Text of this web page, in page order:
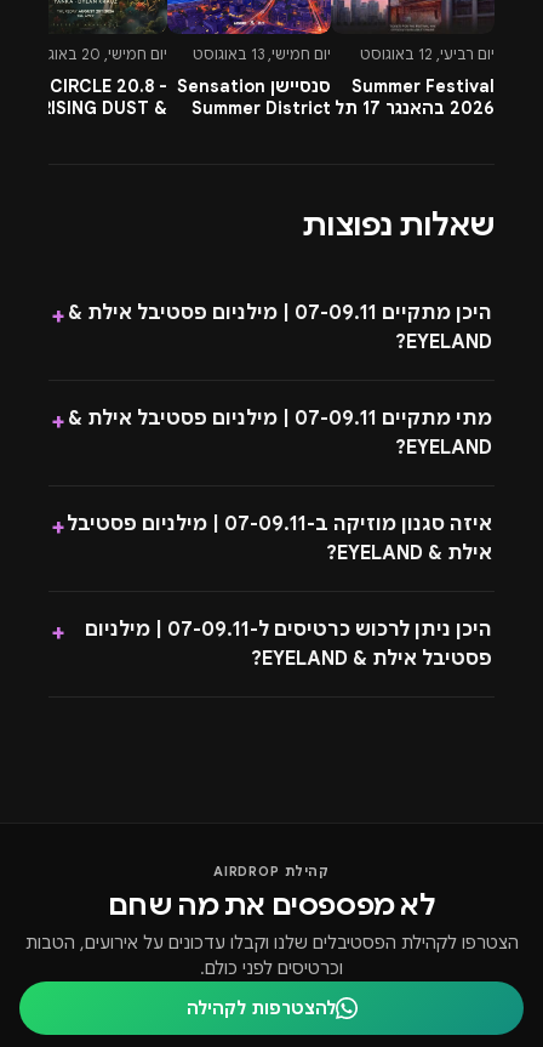
לאירוע וכספם לא יוחזר.
יש לצפות בתנאי ההפקה המלאים ובכלל התכנים
המעודכנים או למטרת רכישת כרטיסים מאובטחת אונליין
אמייל ושם ההפקה בלינק המצורף.
יום רביעי, 12 באוגוסט
Summer Festival
2026 בהאנגר 17 תל
יום חמישי, 13 באוגוסט
סנסיישן Sensation
Summer District
יום חמישי, 20 באוגוסט
CIRCLE 20.8 -
RISING DUST &
שאלות נפוצות
היכן מתקיים 07-09.11 | מילניום פסטיבל אילת &
EYELAND?
+
מתי מתקיים 07-09.11 | מילניום פסטיבל אילת &
EYELAND?
+
איזה סגנון מוזיקה ב-07-09.11 | מילניום פסטיבל
אילת & EYELAND?
+
היכן ניתן לרכוש כרטיסים ל-07-09.11 | מילניום
פסטיבל אילת & EYELAND?
+
קהילת AIRDROP
לא מפספסים את מה שחם
הצטרפו לקהילת הפסטיבלים שלנו וקבלו עדכונים על אירועים, הטבות
וכרטיסים לפני כולם.
להצטרפות לקהילה